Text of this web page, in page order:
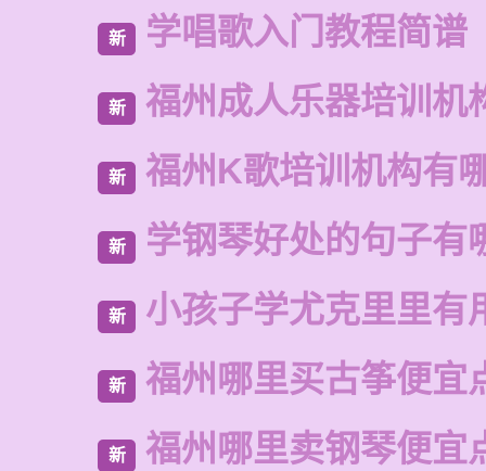
新 学唱歌入门教程简谱
新 福州成人乐器培训机
新 福州K歌培训机构有
新 学钢琴好处的句子有
新 小孩子学尤克里里有
新 福州哪里买古筝便宜
新 福州哪里卖钢琴便宜